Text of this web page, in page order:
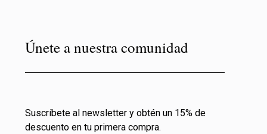
Únete a nuestra comunidad
Suscríbete al newsletter y obtén un 15% de
descuento en tu primera compra.